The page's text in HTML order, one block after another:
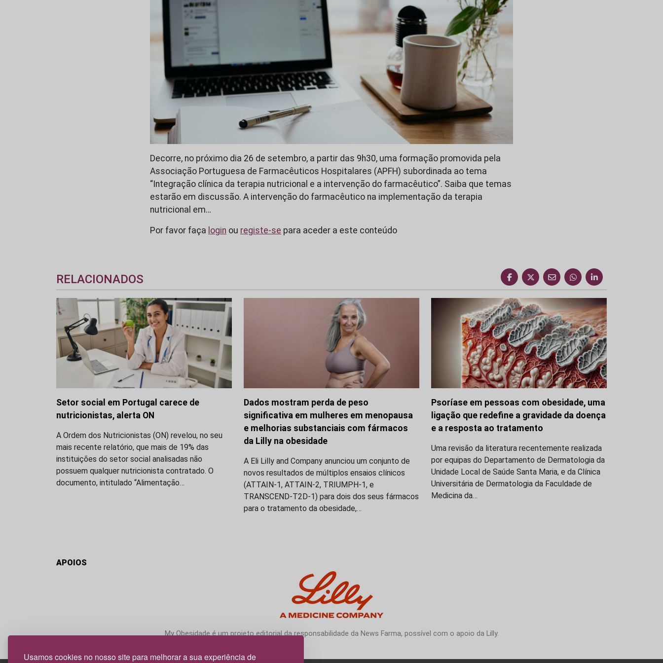
Usamos cookies no nosso site para melhorar a sua experiência de
Decorre, no próximo dia 26 de setembro, a partir das 9h30, uma formação promovida pela
Associação Portuguesa de Farmacêuticos Hospitalares (APFH) subordinada ao tema
“Integração clínica da terapia nutricional e a intervenção do farmacêutico”. Saiba que temas
estarão em discussão. A intervenção do farmacêutico na implementação da terapia
nutricional em…
Por favor faça login ou registe-se para aceder a este conteúdo
RELACIONADOS
Setor social em Portugal carece de
nutricionistas, alerta ON
A Ordem dos Nutricionistas (ON) revelou, no seu
mais recente relatório, que mais de 19% das
instituições do setor social analisadas não
possuem qualquer nutricionista contratado. O
documento, intitulado “Alimentação…
Dados mostram perda de peso
significativa em mulheres em menopausa
e melhorias substanciais com fármacos
da Lilly na obesidade
A Eli Lilly and Company anunciou um conjunto de
novos resultados de múltiplos ensaios clínicos
(ATTAIN-1, ATTAIN-2, TRIUMPH-1, e
TRANSCEND-T2D-1) para dois dos seus fármacos
para o tratamento da obesidade,…
Psoríase em pessoas com obesidade, uma
ligação que redefine a gravidade da doença
e a resposta ao tratamento
Uma revisão da literatura recentemente realizada
por equipas do Departamento de Dermatologia da
Unidade Local de Saúde Santa Maria, e da Clínica
Universitária de Dermatologia da Faculdade de
Medicina da…
APOIOS
My Obesidade é um projeto editorial da responsabilidade da News Farma, possível com o apoio da Lilly.